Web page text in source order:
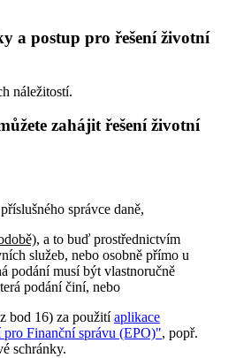
a postup pro řešení životní
náležitostí.
zahájit řešení životní
správce daně,
, a to buď prostřednictvím
služeb, nebo osobně přímo u
podání musí být vlastnoručně
podání činí, nebo
bod 16) za použitíaplikace
Finanční správu (EPO)", popř.
schránky.